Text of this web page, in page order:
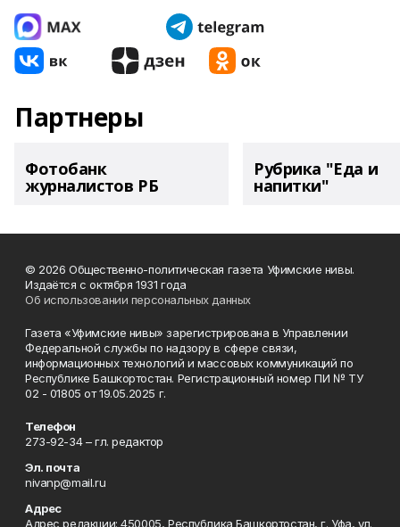
Партнеры
Фотобанк
журналистов РБ
Рубрика "Еда и
напитки"
© 2026 Общественно-политическая газета Уфимские нивы.
Издаётся с октября 1931 года
Об использовании персональных данных
Газета «Уфимские нивы» зарегистрирована в Управлении
Федеральной службы по надзору в сфере связи,
информационных технологий и массовых коммуникаций по
Республике Башкортостан. Регистрационный номер ПИ № ТУ
02 - 01805 от 19.05.2025 г.
Телефон
273-92-34 – гл. редактор
Эл. почта
nivanp@mail.ru
Адрес
Адрес редакции: 450005, Республика Башкортостан, г. Уфа, ул.